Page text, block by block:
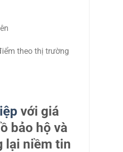
theo thị trường
với giá
bảo hộ và
lại niềm tin